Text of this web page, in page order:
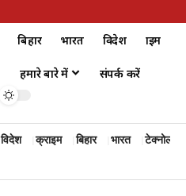
बिहार भारत विदेश क्राइम
हमारे बारे में संपर्क करें
विदेश क्राइम बिहार भारत टेक्नोलॉजी